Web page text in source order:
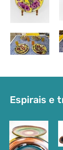
Espirais e